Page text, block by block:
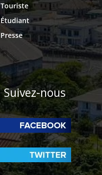
Touriste
Étudiant
Presse
Suivez-nous